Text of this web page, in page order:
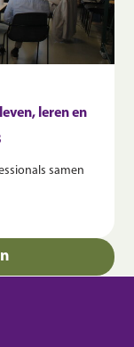
leren en
samen